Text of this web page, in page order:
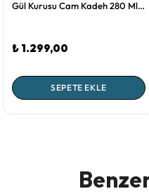
Gül Kurusu Cam Kadeh 280 Ml Gloria Collection by Chiara Alessi
₺ 1.299,00
SEPETE EKLE